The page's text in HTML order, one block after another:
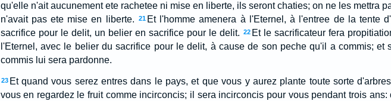
qu'elle n'ait aucunement ete rachetee ni mise en liberte, ils seront chaties; on ne les mettra
n'avait pas ete mise en liberte.
21 Et l'homme amenera à l'Eternel, à l'entree de la tente
sacrifice pour le delit, un belier en sacrifice pour le delit. 22 Et le sacrificateur fera
l'Eternel, avec le belier du sacrifice pour le delit, à cause de son peche qu'il a commis; et
commis lui sera pardonne.
23 Et quand vous serez entres dans le pays, et que vous y aurez plante toute sorte
vous en regardez le fruit comme incirconcis; il sera incirconcis pour vous pendant trois ans: